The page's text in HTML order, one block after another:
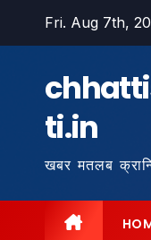
Fri. Aug 7th,
ti.in
खबर मतलब